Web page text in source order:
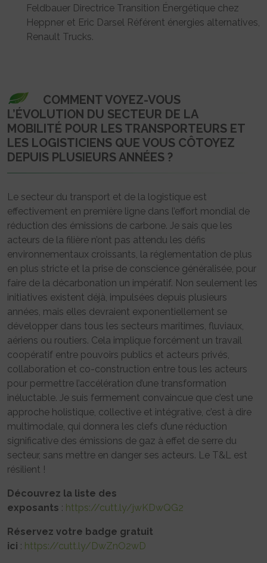
Feldbauer Directrice Transition Énergétique chez
Heppner et Eric Darsel Référent énergies alternatives,
Renault Trucks.
COMMENT VOYEZ-VOUS
L’ÉVOLUTION DU SECTEUR DE LA
MOBILITÉ POUR LES TRANSPORTEURS ET
LES LOGISTICIENS QUE VOUS CÔTOYEZ
DEPUIS PLUSIEURS ANNÉES ?
Le secteur du transport et de la logistique est
effectivement en première ligne dans l’effort mondial de
réduction des émissions de carbone. Je sais que les
acteurs de la filière n’ont pas attendu les défis
environnementaux croissants, la réglementation de plus
en plus stricte et la prise de conscience généralisée, pour
faire de la décarbonation un impératif. Non seulement les
initiatives existent déjà, impulsées depuis plusieurs
années, mais elles devraient exponentiellement se
développer dans tous les secteurs maritimes, fluviaux,
aériens ou routiers. Cela implique forcément un travail
coopératif entre pouvoirs publics et acteurs privés,
collaboration et co-construction entre tous les acteurs
pour permettre l’accélération d’une transformation
inéluctable. Je suis fermement convaincue que c’est une
approche holistique, collective et intégrative, c’est à dire
multimodale, qui donnera les clefs d’une réduction
significative des émissions de gaz à effet de serre du
secteur, sans mettre en danger ses acteurs. Le T&L est
résilient !
Découvrez la liste des
exposants : https://cutt.ly/jwKDwQG2
Réservez votre badge gratuit
ici : https://cutt.ly/DwZnO2wD